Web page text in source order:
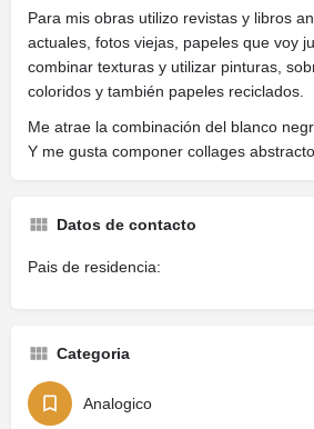
Para mis obras utilizo revistas y libros
actuales, fotos viejas, papeles que voy
combinar texturas y utilizar pinturas,
coloridos y también papeles reciclados.
Me atrae la combinación del blanco
Y me gusta componer collages
Datos de contacto
Pais de residencia:
Categoria
Analogico